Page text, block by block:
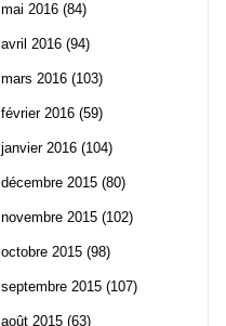
mai 2016 (84)
avril 2016 (94)
mars 2016 (103)
février 2016 (59)
janvier 2016 (104)
décembre 2015 (80)
novembre 2015 (102)
octobre 2015 (98)
septembre 2015 (107)
août 2015 (63)